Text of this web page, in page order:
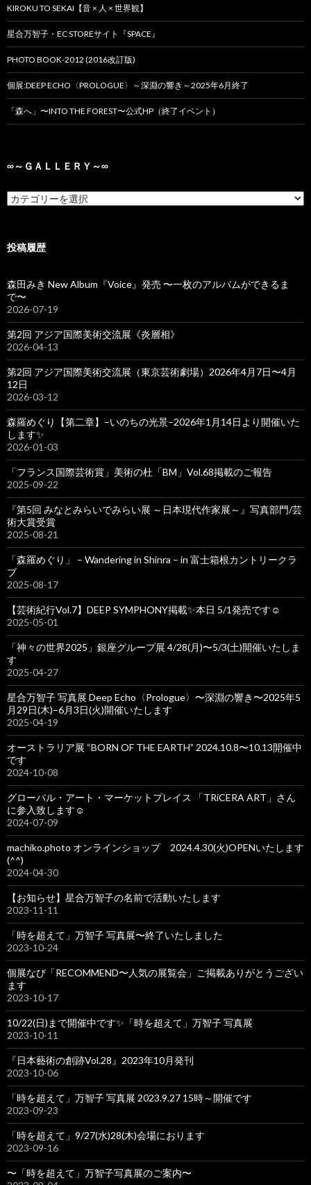
KIROKU TO SEKAI【音 × 人 × 世界観】
星合万智子・EC STOREサイト『SPACE』
PHOTO BOOK-2012 (2016改訂版)
個展:DEEP ECHO〈PROLOGUE〉～深淵の響き～2025年6月終了
「森へ」〜INTO THE FOREST〜公式HP（終了イベント）
∞～ＧＡＬＬＥＲＹ～∞
投稿履歴
森田みき New Album『Voice』発売 〜一枚のアルバムができるま
で〜
2026-07-19
第2回 アジア国際美術交流展《炎層相》
2026-04-13
第2回 アジア国際美術交流展（東京芸術劇場）2026年4月7日〜4月
12日
2026-03-12
森羅めぐり【第二章】–いのちの光景–2026年1月14日より開催いた
します✨
2026-01-03
「フランス国際芸術賞」美術の杜「BM」Vol.68掲載のご報告
2025-09-22
『第5回 みなとみらいでみらい展 ～日本現代作家展～』写真部門/芸
術大賞受賞
2025-08-21
「森羅めぐり」 – Wandering in Shinra – in 富士箱根カントリークラ
ブ
2025-08-17
【芸術紀行Vol.7】DEEP SYMPHONY掲載✨本日 5/1発売です☺️
2025-05-01
「神々の世界2025」銀座グループ展 4/28(月)〜5/3(土)開催いたしま
す
2025-04-27
星合万智子 写真展 Deep Echo〈Prologue〉〜深淵の響き〜2025年5
月29日(木)−6月3日(火)開催いたします
2025-04-19
オーストラリア展 “BORN OF THE EARTH” 2024.10.8〜10.13開催中
です
2024-10-08
グローバル・アート・マーケットプレイス 「TRiCERA ART」さん
に参入致します☺️
2024-07-09
machiko.photo オンラインショップ 2024.4.30(火)OPENいたします
(^^)
2024-04-30
【お知らせ】星合万智子の名前で活動いたします
2023-11-11
「時を超えて」万智子 写真展〜終了いたしました
2023-10-24
個展なび「RECOMMEND〜人気の展覧会」ご掲載ありがとうござい
ます
2023-10-17
10/22(日)まで開催中です✨「時を超えて」万智子 写真展
2023-10-11
『日本藝術の創跡Vol.28』2023年10月発刊
2023-10-06
「時を超えて」万智子 写真展 2023.9.27 15時～開催です
2023-09-23
「時を超えて」9/27(水)28(木)会場におります
2023-09-16
〜「時を超えて」万智子写真展のご案内〜